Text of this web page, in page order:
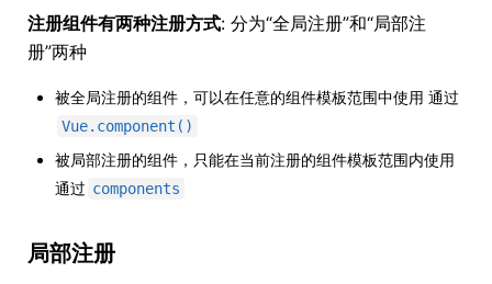
注册组件有两种注册方式: 分为“全局注册”和“局部注
册”两种
被全局注册的组件，可以在任意的组件模板范围中使用 通过
Vue.component()
被局部注册的组件，只能在当前注册的组件模板范围内使用
通过 components
局部注册